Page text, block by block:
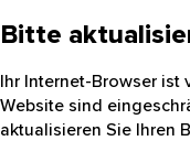
Bitte
Ihr Internet-Browser ist
Website sind
aktualisieren Sie Ihren